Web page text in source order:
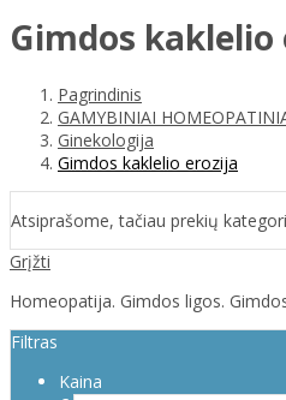
Gimdos kaklelio
Pagrindinis
GAMYBINIAI
Ginekologija
Gimdos kaklelio erozija
Atsiprašome, tačiau prekių
Grįžti
Homeopatija. Gimdos ligos.
Filtras
Kaina